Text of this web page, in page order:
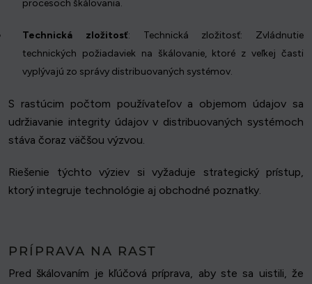
procesoch škálovania.
Technická zložitosť: Technická zložitosť: Zvládnutie
technických požiadaviek na škálovanie, ktoré z veľkej časti
vyplývajú zo správy distribuovaných systémov.
S rastúcim počtom používateľov a objemom údajov sa
udržiavanie integrity údajov v distribuovaných systémoch
stáva čoraz väčšou výzvou.
Riešenie týchto výziev si vyžaduje strategický prístup,
ktorý integruje technológie aj obchodné poznatky.
PRÍPRAVA NA RAST
Pred škálovaním je kľúčová príprava, aby ste sa uistili, že